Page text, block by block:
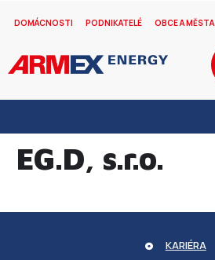
DOMÁCNOSTI PODNIKATELÉ OBCE A MĚSTA
EG.D, s.r.o.
KARIÉRA